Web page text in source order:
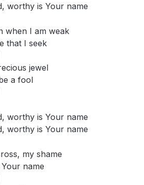
worthy is Your name
when I am weak
that I seek
jewel
a fool
worthy is Your name
worthy is Your name
my shame
name